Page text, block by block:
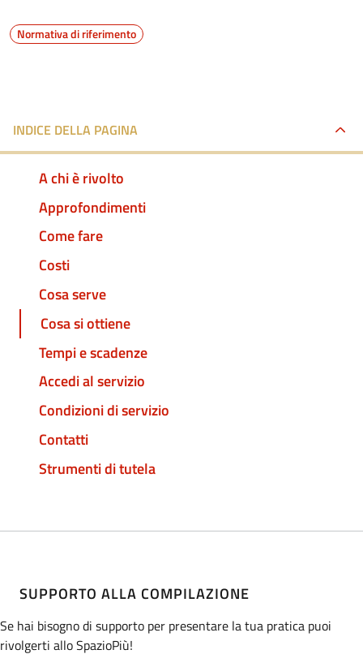
Normativa di riferimento
INDICE DELLA PAGINA
A chi è rivolto
Approfondimenti
Come fare
Costi
Cosa serve
Cosa si ottiene
Tempi e scadenze
Accedi al servizio
Condizioni di servizio
Contatti
Strumenti di tutela
SUPPORTO ALLA COMPILAZIONE
Se hai bisogno di supporto per presentare la tua pratica puoi
rivolgerti allo SpazioPiù!